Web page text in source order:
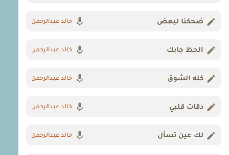
ضحكنا لبعض خالد عبدالرحمن
الحظ جابك خالد عبدالرحمن
كله الشوق خالد عبدالرحمن
دقات قلبي خالد عبدالرحمن
لك عين تسأل خالد عبدالرحمن